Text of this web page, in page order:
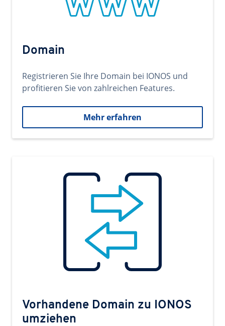
Domain
Registrieren Sie Ihre Domain bei IONOS und
profitieren Sie von zahlreichen Features.
Mehr erfahren
Vorhandene Domain zu IONOS
umziehen